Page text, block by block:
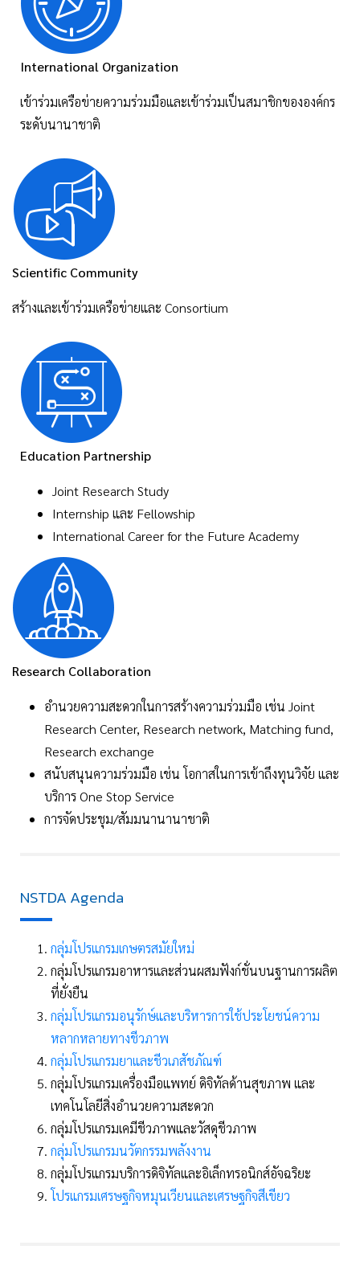
International Organization
เข้าร่วมเครือข่ายความร่วมมือและเข้าร่วมเป็นสมาชิกขององค์กร
ระดับนานาชาติ
Scientific Community
สร้างและเข้าร่วมเครือข่ายและ Consortium
Education Partnership
Joint Research Study
Internship และ Fellowship
International Career for the Future Academy
Research Collaboration
อำนวยความสะดวกในการสร้างความร่วมมือ เช่น Joint
Research Center, Research network, Matching fund,
Research exchange
สนับสนุนความร่วมมือ เช่น โอกาสในการเข้าถึงทุนวิจัย และ
บริการ One Stop Service
การจัดประชุม/สัมมนานานาชาติ
NSTDA Agenda
กลุ่มโปรแกรมเกษตรสมัยใหม่
กลุ่มโปรแกรมอาหารและส่วนผสมฟังก์ชั่นบนฐานการผลิต
ที่ยั่งยืน
กลุ่มโปรแกรมอนุรักษ์และบริหารการใช้ประโยชน์ความ
หลากหลายทางชีวภาพ
กลุ่มโปรแกรมยาและชีวเภสัชภัณฑ์
กลุ่มโปรแกรมเครื่องมือแพทย์ ดิจิทัลด้านสุขภาพ และ
เทคโนโลยีสิ่งอำนวยความสะดวก
กลุ่มโปรแกรมเคมีชีวภาพและวัสดุชีวภาพ
กลุ่มโปรแกรมนวัตกรรมพลังงาน
กลุ่มโปรแกรมบริการดิจิทัลและอิเล็กทรอนิกส์อัจฉริยะ
โปรแกรมเศรษฐกิจหมุนเวียนและเศรษฐกิจสีเขียว